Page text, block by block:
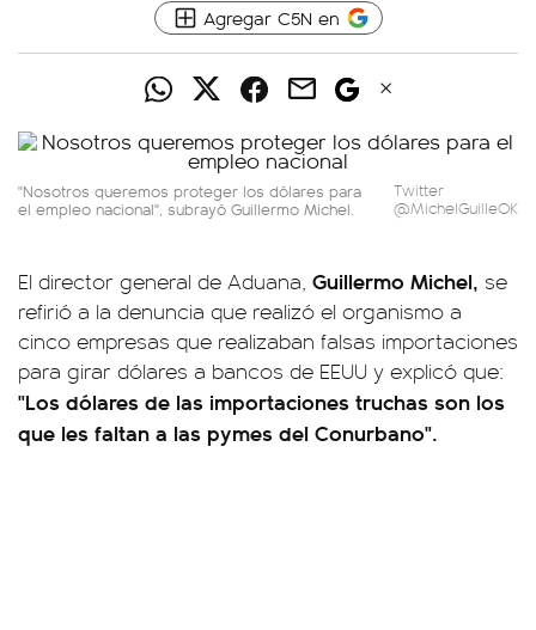
Agregar C5N en
"Nosotros queremos proteger los dólares para
el empleo nacional", subrayó Guillermo Michel.
Twitter
@MichelGuilleOK
El director general de Aduana, Guillermo Michel, se
refirió a la denuncia que realizó el organismo a
cinco empresas que realizaban falsas importaciones
para girar dólares a bancos de EEUU y explicó que:
"Los dólares de las importaciones truchas son los
que les faltan a las pymes del Conurbano".